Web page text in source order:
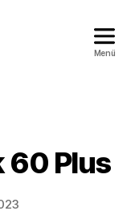
Menü
60 Plus